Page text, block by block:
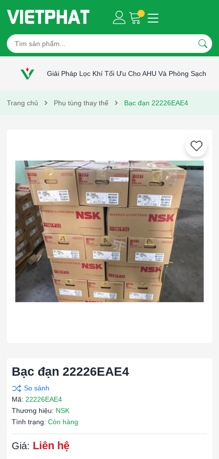
Giải Pháp Lọc Khí Tối Ưu Cho AHU Và Phòng Sạch
Trang chủ Phụ tùng thay thế Bạc đạn 22226EAE4
Bạc đạn 22226EAE4
Mã: 22226EAE4
Thương hiệu: NSK
Tình trạng: Còn hàng
Giá: Liên hệ